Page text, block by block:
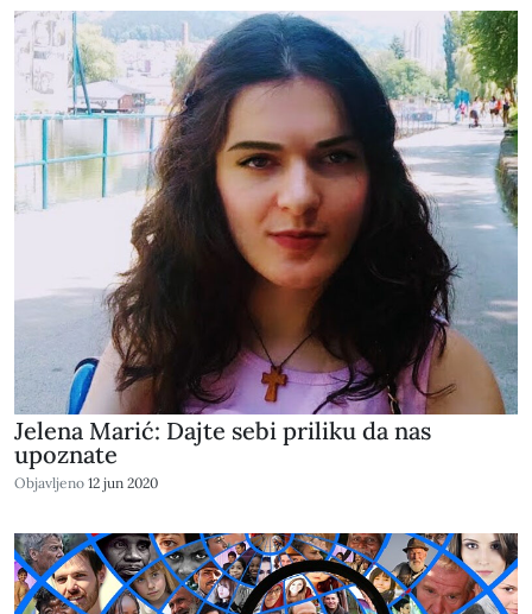
Jelena Marić: Dajte sebi priliku da nas
upoznate
Objavljeno 12 jun 2020